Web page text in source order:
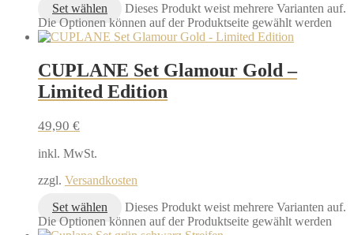
Set wählen
Dieses Produkt weist mehrere Varianten auf.
Die Optionen können auf der Produktseite gewählt werden
CUPLANE Set Glamour Gold –
Limited Edition
49,90 €
inkl. MwSt.
zzgl. Versandkosten
Set wählen
Dieses Produkt weist mehrere Varianten auf.
Die Optionen können auf der Produktseite gewählt werden